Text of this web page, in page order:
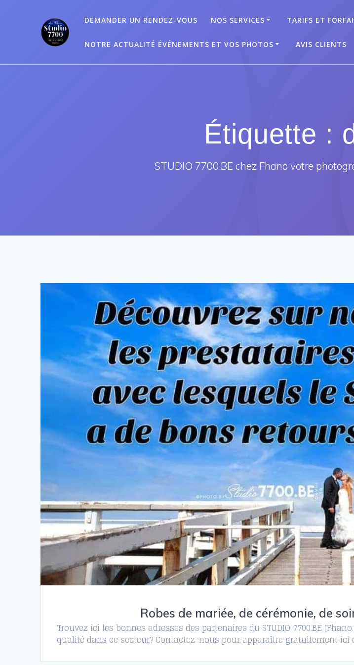
DEMANDER UN RENDEZ-VOUS NOS SERVICES TARIFS ET
NOTRE ACTUALITÉ ÉVÉNEMENTS ET VOS PHOTOS AVIS CLIENTS
Étiquette :
STUDIO 7700.BE chez Fhano votre
Robes de mariée, de cérémonie, de
Trouvez ici les bonnes adresses des partenaires du STUDIO 7700.BE
qualité dans ce secteur? Contactez-nous pour apparaître gratuitement ici